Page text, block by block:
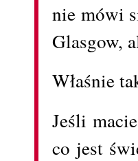
nie mówi
Glasgow,
Właśnie
Jeśli
co jest